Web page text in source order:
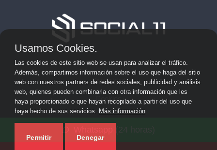
Aviso Legal
Privacidad
Cookies
Consulting en su provincia ·
Usamos Cookies.
Las cookies de este sitio web se usan para analizar el tráfico.
Además, compartimos información sobre el uso que haga del sitio
web con nuestros partners de redes sociales, publicidad y análisis
web, quienes pueden combinarla con otra información que les
haya proporcionado o que hayan recopilado a partir del uso que
haya hecho de sus servicios. Más información
Permitir Denegar